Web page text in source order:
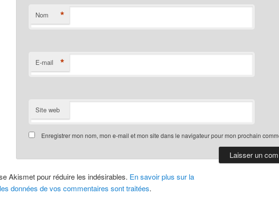
Nom *
E-mail *
Site web
Enregistrer mon nom, mon e-mail et mon site dans le navigateur pour mon prochain
Akismet pour réduire les indésirables. En savoir plus sur la
données de vos commentaires sont traitées.